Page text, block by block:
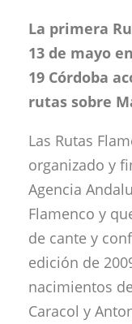
La primera
13 de mayo
19 Córdoba
rutas sobre
Las Rutas
organizado y
Agencia
Flamenco y
de cante y
edición de
nacimientos
Caracol y